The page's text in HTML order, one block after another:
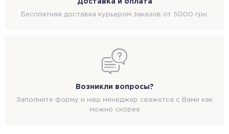
Доставка и оплата
Бесплатная доставка курьером заказов от 5000 грн.
Возникли вопросы?
Заполните форму и наш менеджер свяжется с Вами как
можно скорее